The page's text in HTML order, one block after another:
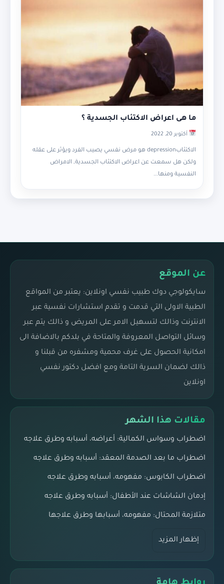
ما هى اعراض الاكتئاب الجسدية ؟
أكتوبر 20, 2022
الاكتئابdepression هو مرض نفسي يصيب الفرد ويؤثر على عقله
ولكن هل سمعت عن اعراض الاكتئاب الجسدية, الامراض
النفسية ومنها...
عن الموقع
سايكولوجي دوك طبيب نفسي اونلاين: يعتبر من المواقع
الطبية الاولى التي قدمت و تقدم استشارات نفسية عبر
الانترنت وذالك لتسهيل الامر على المريض و ذالك يتم عبر
وسائل التواصل المعروفة والمتاحة في بلدكم بالاضافة الى
امكانية الحصول على غرف محمية ومشفره من قبلنا و
ذالك لضمان السرية التامة ومع افضل دكتور نفسي
اونلاين
مقالات هذا الشهر
اضطراب وسواس الكمالية: أعراضه، أسبابه وطرق علاجه
اضطراب ما بعد الصدمة المعقد: أسبابه وطرق علاجه
اضطراب الكابوس: مفهومه، أسبابه وطرق علاجه
إدمان الشاشات عند الأطفال: أسبابه وطرق علاجه
متلازمة المحتال: مفهومه، أسبابها وطرق علاجها
إظهار المزيد